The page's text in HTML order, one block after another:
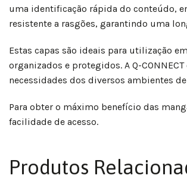
uma identificação rápida do conteúdo,
resistente a rasgões, garantindo uma
Estas capas são ideais para utilização
organizados e protegidos. A Q-
necessidades dos diversos ambientes
Para obter o máximo benefício das
facilidade de acesso.
Produtos